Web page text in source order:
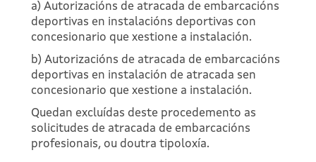
a) Autorizacións de atracada de embarcacións
deportivas en instalacións deportivas con
concesionario que xestione a instalación.
b) Autorizacións de atracada de embarcacións
deportivas en instalación de atracada sen
concesionario que xestione a instalación.
Quedan excluídas deste procedemento as
solicitudes de atracada de embarcacións
profesionais, ou doutra tipoloxía.